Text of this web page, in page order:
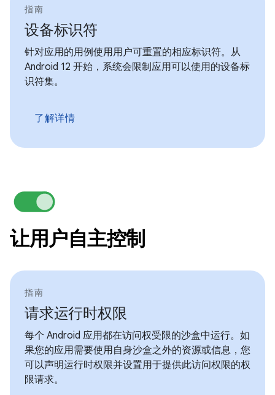
指南
设备标识符
针对应用的用例使用用户可重置的相应标识符。从
Android 12 开始，系统会限制应用可以使用的设备标
识符集。
了解详情
让用户自主控制
指南
请求运行时权限
每个 Android 应用都在访问权受限的沙盒中运行。如
果您的应用需要使用自身沙盒之外的资源或信息，您
可以声明运行时权限并设置用于提供此访问权限的权
限请求。